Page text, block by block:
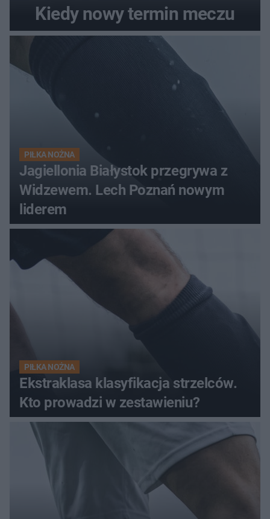
Kiedy nowy termin meczu
PIŁKA NOŻNA
Jagiellonia Białystok przegrywa z
Widzewem. Lech Poznań nowym
liderem
PIŁKA NOŻNA
Ekstraklasa klasyfikacja strzelców.
Kto prowadzi w zestawieniu?